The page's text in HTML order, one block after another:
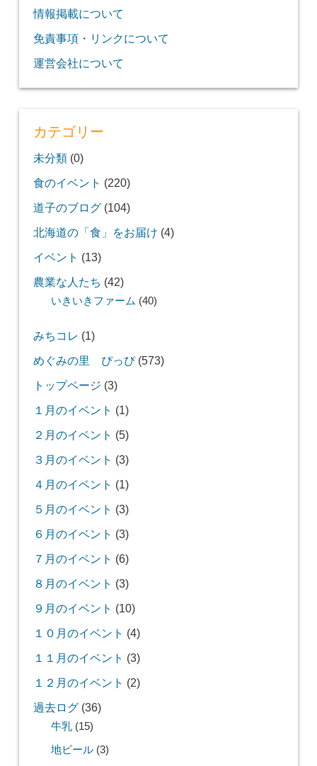
情報掲載について
免責事項・リンクについて
運営会社について
カテゴリー
未分類(0)
食のイベント (220)
道子のブログ(104)
北海道の「食」をお届け (4)
イベント (13)
農業な人たち (42)
いきいきファーム (40)
みちコレ (1)
めぐみの里 ぴっぴ(573)
トップページ (3)
１月のイベント (1)
２月のイベント (5)
３月のイベント (3)
４月のイベント (1)
５月のイベント (3)
６月のイベント (3)
７月のイベント (6)
８月のイベント (3)
９月のイベント (10)
１０月のイベント (4)
１１月のイベント (3)
１２月のイベント (2)
過去ログ(36)
牛乳(15)
地ビール(3)